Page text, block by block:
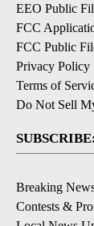
EEO Public
FCC
FCC Public
Privacy Policy
Terms of
Do Not Sell
Breaking
Contests &